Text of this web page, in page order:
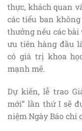
thực, khách quan
các tiểu ban
thưởng nếu các
ưu tiên hàng đầu
có giá trị khoa
mạnh mẽ.
Dự kiến, lễ trao
mới” lần thứ I sẽ
niệm Ngày Báo chí